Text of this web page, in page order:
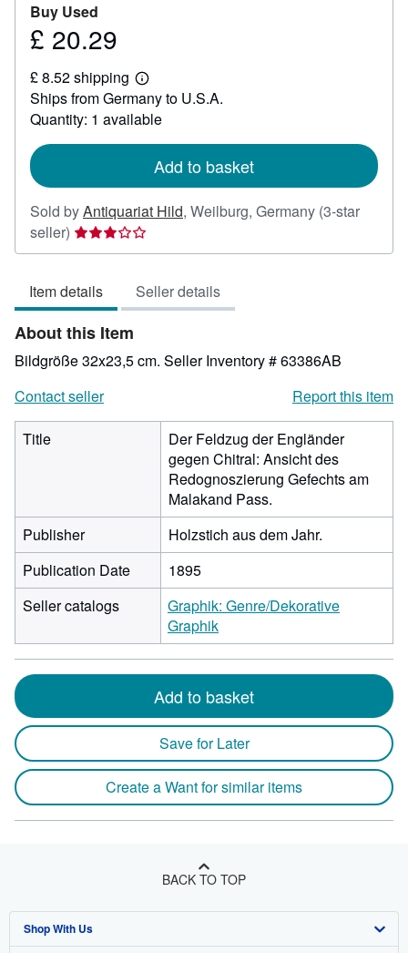
Buy Used
Price
20.29
£ 20.29
£ 8.52 shipping
Learn
more
about
shipping
Ships from Germany to U.S.A.
Quantity: 1 available
Add to basket
Sold byAntiquariat Hild, Weilburg, Germany (3-star
seller) Seller
rating
out
of
5
stars
Item details Seller details
About this Item
Bildgröße 32x23,5 cm. Seller Inventory # 63386AB
Contact seller
Report this item
Title
Der Feldzug der Engländer
gegen Chitral: Ansicht des
Redognoszierung Gefechts am
Malakand Pass.
Publisher
Holzstich aus dem Jahr.
Publication Date
1895
Seller catalogs
Graphik: Genre/Dekorative
Graphik
Add to basket
Save for Later
Create a Want for similar items
BACK TO TOP
Shop With Us